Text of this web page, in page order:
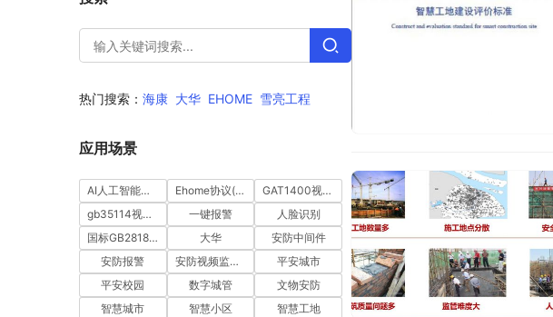
热门搜索： 海康 大华 EHOME 雪亮工程
应用场景
AI人工智能视频分析 Ehome协议(ISUP)
GAT1400视图库
gb35114视频安全
一键报警
人脸识别
国标GB28181协议
大华
安防中间件
安防报警
安防视频监控平台
平安城市
平安校园
数字城管
文物安防
智慧城市
智慧小区
智慧工地